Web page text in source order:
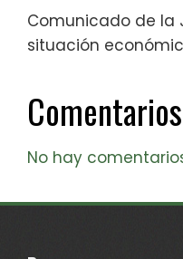
Comunicado de la
situación
No hay